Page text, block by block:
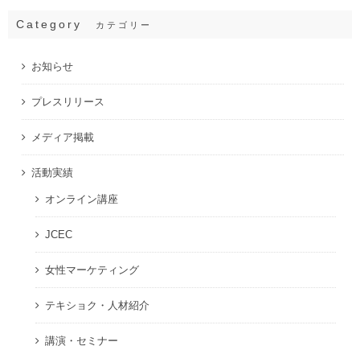
Category カテゴリー
お知らせ
プレスリリース
メディア掲載
活動実績
オンライン講座
JCEC
女性マーケティング
テキショク・人材紹介
講演・セミナー